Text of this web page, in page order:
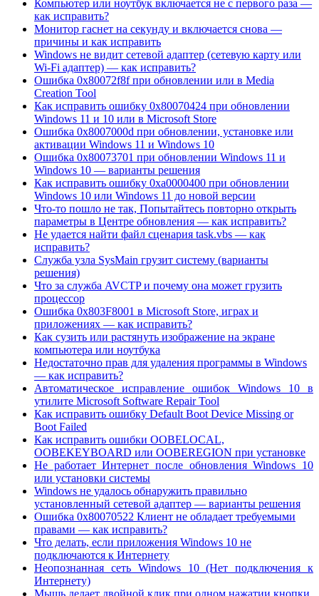
Компьютер или ноутбук включается не с первого раза —
как исправить?
Монитор гаснет на секунду и включается снова —
причины и как исправить
Windows не видит сетевой адаптер (сетевую карту или
Wi-Fi адаптер) — как исправить?
Ошибка 0x80072f8f при обновлении или в Media
Creation Tool
Как исправить ошибку 0x80070424 при обновлении
Windows 11 и 10 или в Microsoft Store
Ошибка 0x8007000d при обновлении, установке или
активации Windows 11 и Windows 10
Ошибка 0x80073701 при обновлении Windows 11 и
Windows 10 — варианты решения
Как исправить ошибку 0xa0000400 при обновлении
Windows 10 или Windows 11 до новой версии
Что-то пошло не так, Попытайтесь повторно открыть
параметры в Центре обновления — как исправить?
Не удается найти файл сценария task.vbs — как
исправить?
Служба узла SysMain грузит систему (варианты
решения)
Что за служба AVCTP и почему она может грузить
процессор
Ошибка 0x803F8001 в Microsoft Store, играх и
приложениях — как исправить?
Как сузить или растянуть изображение на экране
компьютера или ноутбука
Недостаточно прав для удаления программы в Windows
— как исправить?
Автоматическое исправление ошибок Windows 10 в
утилите Microsoft Software Repair Tool
Как исправить ошибку Default Boot Device Missing or
Boot Failed
Как исправить ошибки OOBELOCAL,
OOBEKEYBOARD или OOBEREGION при установке
Не работает Интернет после обновления Windows 10
или установки системы
Windows не удалось обнаружить правильно
установленный сетевой адаптер — варианты решения
Ошибка 0x80070522 Клиент не обладает требуемыми
правами — как исправить?
Что делать, если приложения Windows 10 не
подключаются к Интернету
Неопознанная сеть Windows 10 (Нет подключения к
Интернету)
Мышь делает двойной клик при одном нажатии кнопки